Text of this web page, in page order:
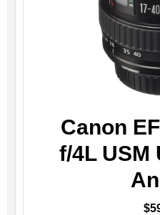
Canon
f/4L USM